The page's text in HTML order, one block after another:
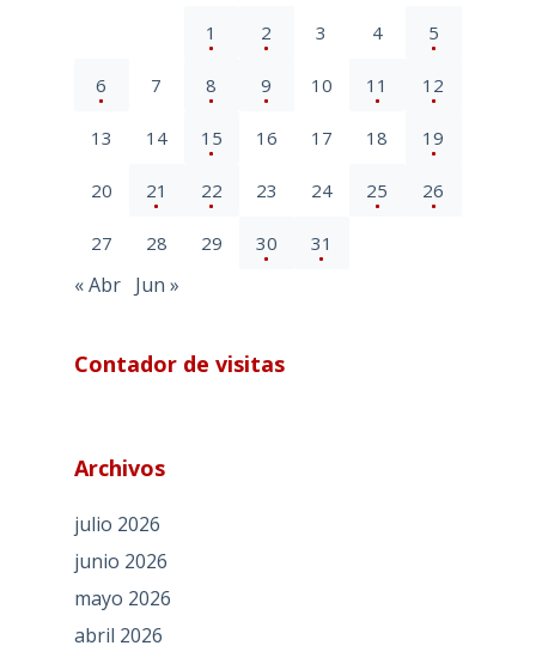
1 2 3 4 5
6 7 8 9 10 11 12
13 14 15 16 17 18 19
20 21 22 23 24 25 26
27 28 29 30 31
« Abr Jun »
Contador de visitas
Archivos
julio 2026
junio 2026
mayo 2026
abril 2026